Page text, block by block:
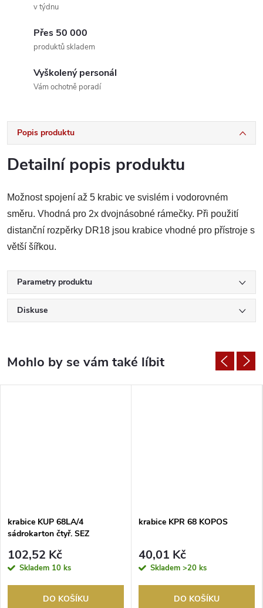
v týdnu
Přes 50 000
produktů skladem
Vyškolený personál
Vám ochotně poradí
Popis produktu
Detailní popis produktu
Možnost spojení až 5 krabic ve svislém i vodorovném
směru. Vhodná pro 2x dvojnásobné rámečky. Při použití
distanční rozpěrky DR18 jsou krabice vhodné pro přístroje s
větší šířkou.
Parametry produktu
Diskuse
krabice KUP 68LA/4
sádrokarton čtyř. SEZ
102,52 Kč
Skladem 10 ks
DO KOŠÍKU
krabice KPR 68 KOPOS
40,01 Kč
Skladem >20 ks
DO KOŠÍKU